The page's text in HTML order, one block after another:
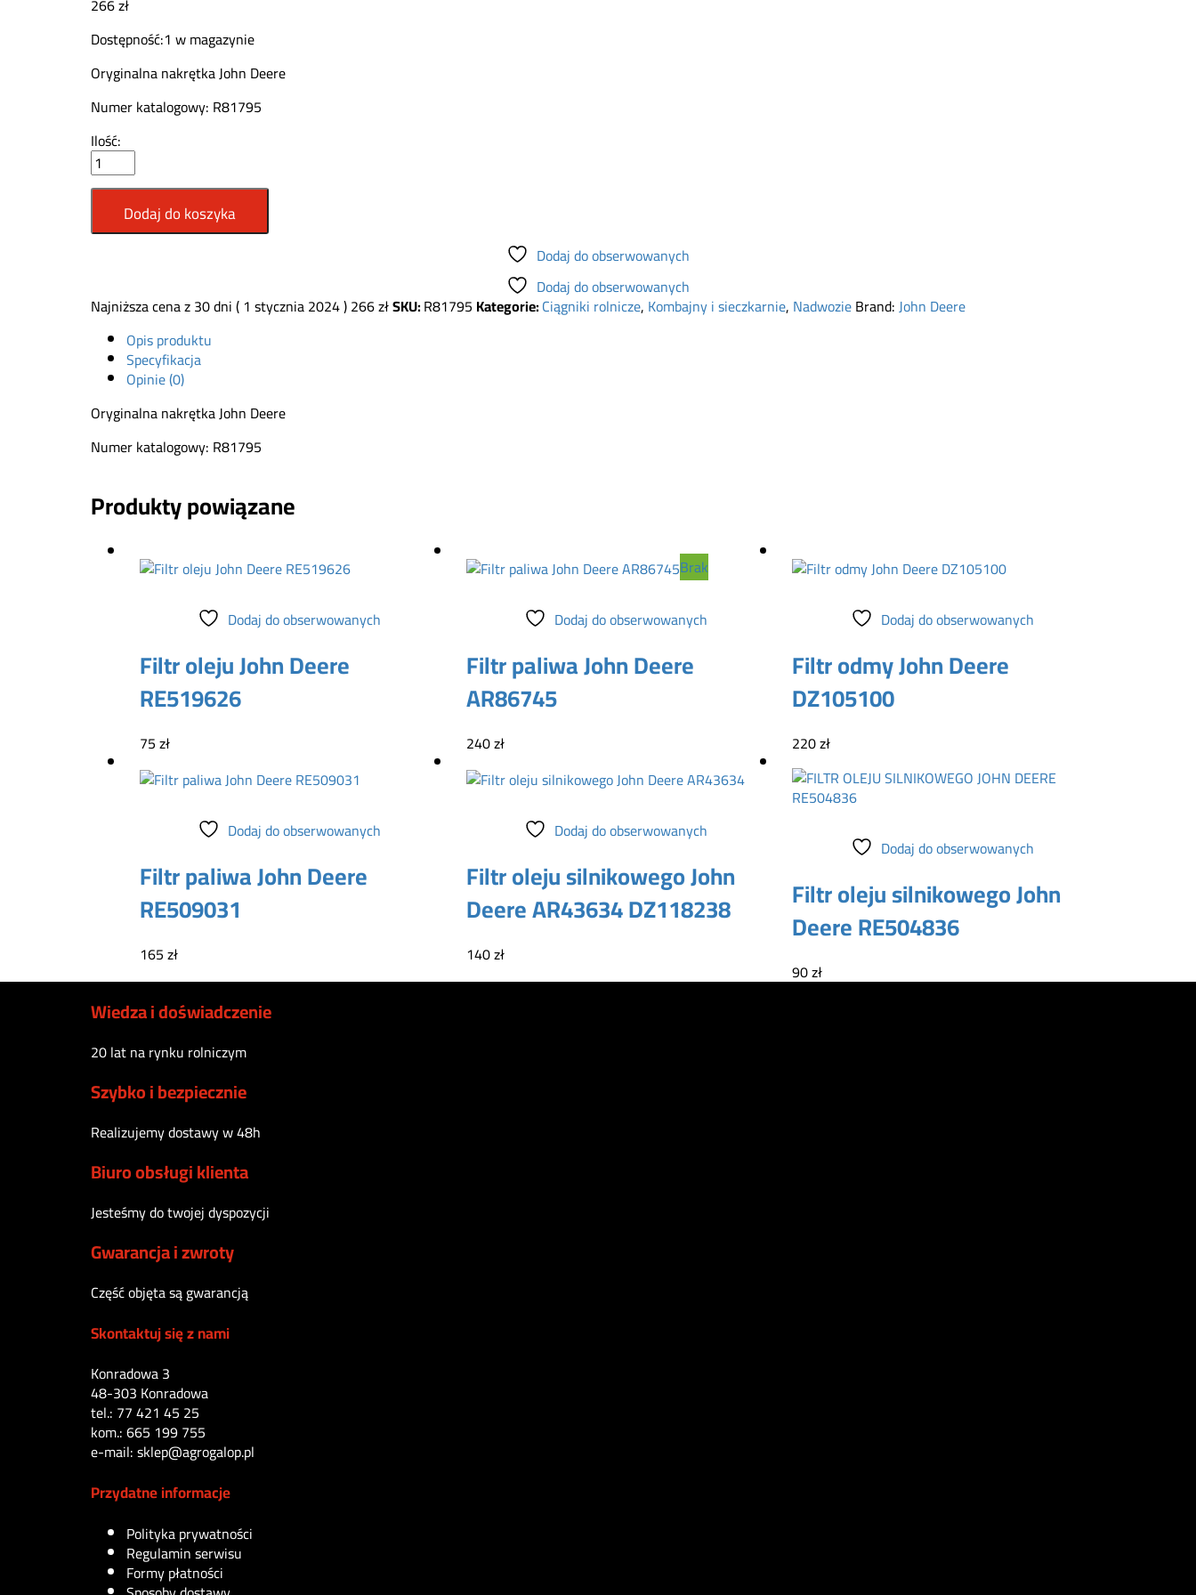
Dostępność:1 w magazynie
Oryginalna nakrętka John Deere
Numer katalogowy: R81795
Nakrętka
John
Deere
R81795
quantity
Ilość:
Dodaj do koszyka
Dodaj do obserwowanych
Dodaj do obserwowanych
Najniższa cena z 30 dni (1 stycznia 2024)266złSKU:R81795 Kategorie:Ciągniki rolnicze, Kombajny i sieczkarnie, NadwozieBrand:John Deere
Opis produktu
Specyfikacja
Opinie (0)
Oryginalna nakrętka John Deere
Numer katalogowy: R81795
Produkty powiązane
Dodaj do obserwowanych
Filtr oleju John Deere
RE519626
75zł
Brak
Dodaj do obserwowanych
Filtr paliwa John Deere
AR86745
240zł
Dodaj do obserwowanych
Filtr odmy John Deere
DZ105100
220zł
Dodaj do obserwowanych
Filtr paliwa John Deere
RE509031
165zł
Dodaj do obserwowanych
Filtr oleju silnikowego John
Deere AR43634 DZ118238
140zł
Dodaj do obserwowanych
Filtr oleju silnikowego John
Deere RE504836
90zł
Wiedza i doświadczenie
20 lat na rynku rolniczym
Szybko i bezpiecznie
Realizujemy dostawy w 48h
Biuro obsługi klienta
Jesteśmy do twojej dyspozycji
Gwarancja i zwroty
Część objęta są gwarancją
Skontaktuj się z nami
Konradowa 3
48-303 Konradowa
tel.: 77 421 45 25
kom.: 665 199 755
e-mail: sklep@agrogalop.pl
Przydatne informacje
Polityka prywatności
Regulamin serwisu
Formy płatności